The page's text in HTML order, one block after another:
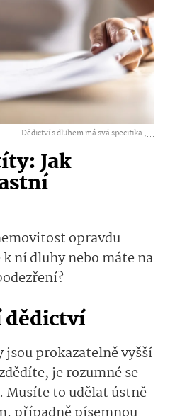
Dědictví s dluhem má svá specifika ,...
Jak
opravdu
k ní dluhy nebo máte na
dědictví
jsou prokazatelně vyšší
je rozumné se
to udělat ústně